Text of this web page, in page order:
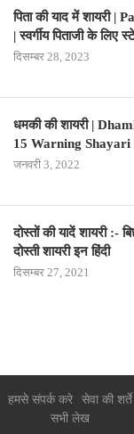
पिता की याद में शायरी
| स्वर्गीय पिताजी के लिए
दिसम्बर 28, 2023
धमकी की शायरी |
15 Warning
जनवरी 3, 2022
दोस्तों की यादें शायरी :-
दोस्ती शायरी इन हिंदी
दिसम्बर 27, 2021
हमसे संपर्क करे सेवा की शर्ते
सभी लेख